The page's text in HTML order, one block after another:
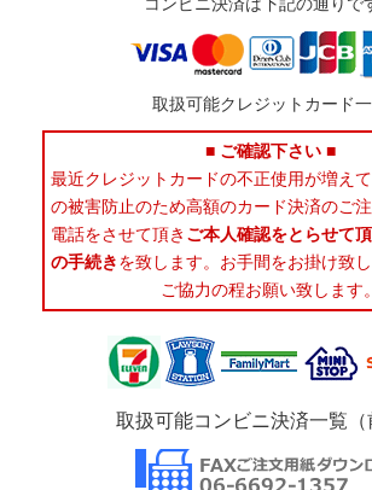
取扱可能クレジットカード
■ ご確認下さい ■
最近クレジットカードの不正使用が増え
の被害防止のため高額のカード決済のご
電話をさせて頂き ご本人確認をとらせて
の手続きを致します。お手間をお掛け致
ご協力の程お願い致します。
取扱可能コンビニ決済一覧（